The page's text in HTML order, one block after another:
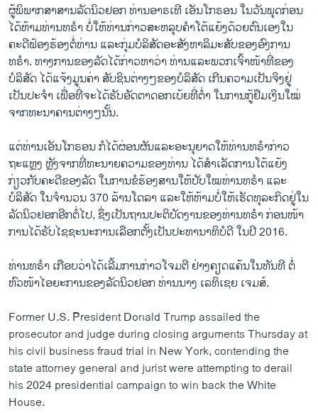
ຜູ້ພິພາກສາສານລັດນິວຢອກ ທ່ານອາຣເທີ ເອັນໂກຣອນ ໃນວັນພຸດກ່ອນ
ໄດ້ຫ້າມທ່ານທຣຳ ບໍ່ໃຫ້ທ່ານກ່າວສະຫລຸບຄຳໂຕ້ແຍ້ງດ້ວຍຕົນເອງໃນ
ຄະດີຟ້ອງຮ້ອງຕໍ່ທ່ານ ແລະກຸ່ມບໍລິສັດອະສັງຫາລິມະສັບຂອງອົງການ
ທຣຳ. ທາງການຂອງລັດໄດ້ກ່າວຫາວ່າ ທ່ານແລະພວກເຈົ້າໜ້າທີ່ຂອງ
ບໍລິສັດ ໄດ້ແຈ້ງມູນຄ່າ ສັບຊິນຕ່າງໆຂອງບໍລິສັດ ເກີນຄວາມເປັນຈິງຢູ່
ເປັນປະຈຳ ເພື່ອທີ່ຈະໄດ້ຮັບອັດຕາດອກເບ້ຍທີ່ຕ່ຳ ໃນການກູ້ຢືມເງິນໃໝ່
ຈາກທະນາຄານຕ່າງໆນັ້ນ.
ແຕ່ທ່ານເອັນໂກຣອນ ກໍໄດ້​ຜ່ອນ​ຜັນແລະອະນຸຍາດໃຫ້ທ່ານທຣຳກ່າວ
ຖະແຫຼງ ຫຼັງຈາກທີ່ທະນາຍຄວາມຂອງທ່ານ ໄດ້ສຳເລັດການໂຕ້ແຍ້ງ
ກ່ຽວກັບຄະດີຂອງລັດ ໃນການຂໍຮ້ອງສານໃຫ້ປັບໃໝທ່ານທຣຳ ແລະ
ບໍລິສັດ ໃນຈຳນວນ 370 ລ້ານໂດລາ ແລະໃຫ້ຫ້າມບໍ່ໃຫ້ເຮັດທຸລະກິດຢູ່ໃນ
ລັດນິວຢອກອີກຕໍ່ໄປ, ຊຶ່ງເປັນຖານປະຕິບັດງານຂອງທ່ານທຣຳ ກ່ອນໜ້າ
ການໄດ້ຮັບໄຊຊະນະການເລືອກຕັ້ງເປັນປະທານາທິບໍດີ ໃນປີ 2016.
ທ່ານທຣຳ ເກືອບວ່າໄດ້ເລີ້ມການກ່າວໂຈມຕີ ຢ່າງຄຽດແຄ້ນໃນທັນທີ ຕໍ່
ຫົວໜ້າໄອຍະການຂອງລັດນິວຢອກ ທ່ານນາງ ເລທິເຊຍ ເຈມສ໌.
Former U.S. President Donald Trump assailed the
prosecutor and judge during closing arguments Thursday at
his civil business fraud trial in New York, contending the
state attorney general and jurist were attempting to derail
his 2024 presidential campaign to win back the White
House.